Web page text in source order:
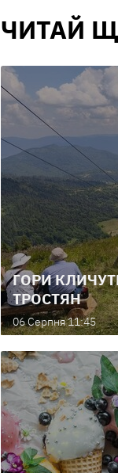
ЧИТАЙ
ГОРИ
ТРОСТЯН
06 Серпня 11:45